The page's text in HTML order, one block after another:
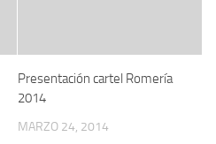
Presentación cartel Romería
2014
MARZO 24, 2014